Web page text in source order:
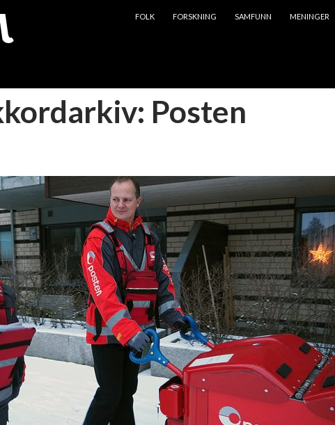
FOLK
FORSKNING SAMFUNN MENINGER
Posten